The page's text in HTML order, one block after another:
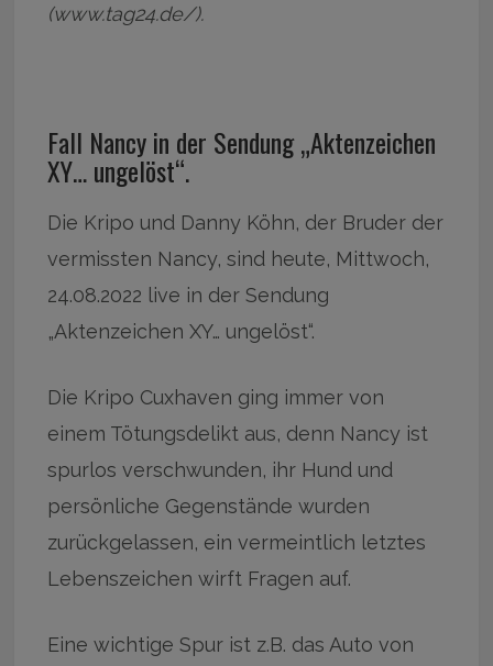
(www.tag24.de/).
Fall Nancy in der Sendung „Aktenzeichen
XY… ungelöst“.
Die Kripo und Danny Köhn, der Bruder der
vermissten Nancy, sind heute, Mittwoch,
24.08.2022 live in der Sendung
„Aktenzeichen XY… ungelöst“.
Die Kripo Cuxhaven ging immer von
einem Tötungsdelikt aus, denn Nancy ist
spurlos verschwunden, ihr Hund und
persönliche Gegenstände wurden
zurückgelassen, ein vermeintlich letztes
Lebenszeichen wirft Fragen auf.
Eine wichtige Spur ist z.B. das Auto von